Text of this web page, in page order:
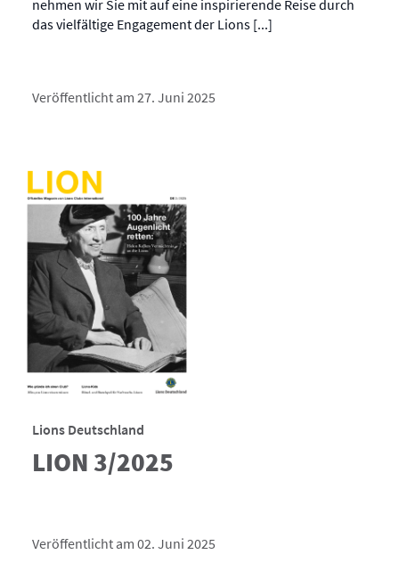
nehmen wir Sie mit auf eine inspirierende Reise durch
das vielfältige Engagement der Lions [...]
Veröffentlicht am 27. Juni 2025
Lions Deutschland
LION 3/2025
Veröffentlicht am 02. Juni 2025